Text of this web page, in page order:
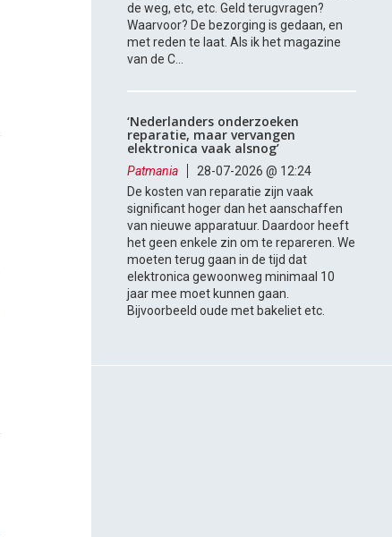
de weg, etc, etc. Geld terugvragen?
Waarvoor? De bezorging is gedaan, en
met reden te laat. Als ik het magazine
van de C...
‘Nederlanders onderzoeken
reparatie, maar vervangen
elektronica vaak alsnog’
Patmania
28-07-2026 @ 12:24
De kosten van reparatie zijn vaak
significant hoger dan het aanschaffen
van nieuwe apparatuur. Daardoor heeft
het geen enkele zin om te repareren. We
moeten terug gaan in de tijd dat
elektronica gewoonweg minimaal 10
jaar mee moet kunnen gaan.
Bijvoorbeeld oude met bakeliet etc.